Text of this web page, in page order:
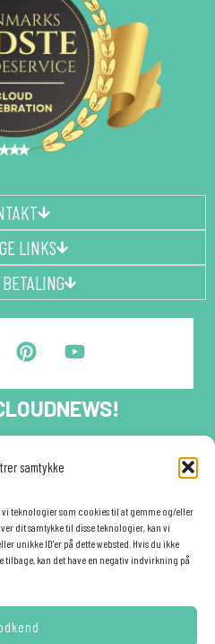
samtykke
teknologier som cookies til at gemme og/eller
dit samtykke til disse teknologier, kan vi
unikke ID'er på dette websted. Hvis du ikke
tilbage, kan det have en negativ indvirkning på
LINKS
i
n
t
e
r
s
o
t
u
b
i din indbakke.🎉